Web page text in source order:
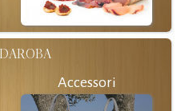
Accessori